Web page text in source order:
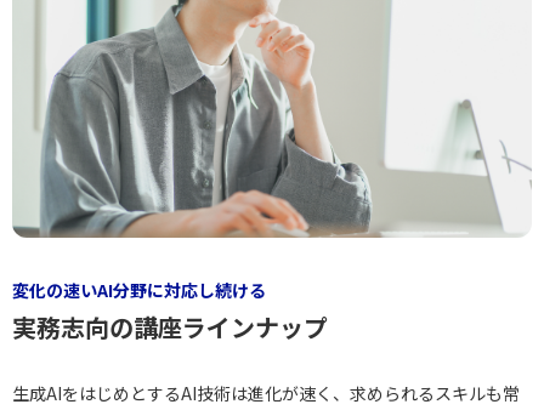
変化の速いAI分野に対応し続ける
実務志向の講座ラインナップ
生成AIをはじめとするAI技術は進化が速く、求められるスキルも常